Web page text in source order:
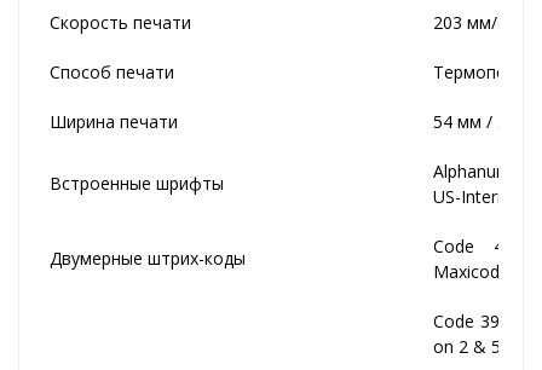
Скорость печати 203 мм/с /
Способ печати
Ширина печати 54 мм / 56.9
Встроенные шрифты
US-
Двумерные штрих-коды
Code 49,
Maxicode,
Code 39,
on 2 & 5), I 2